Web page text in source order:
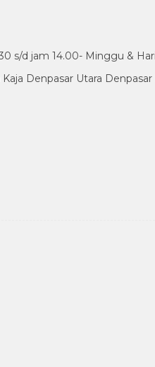
s/d jam 14.00- Minggu &
Denpasar Utara Denpasar